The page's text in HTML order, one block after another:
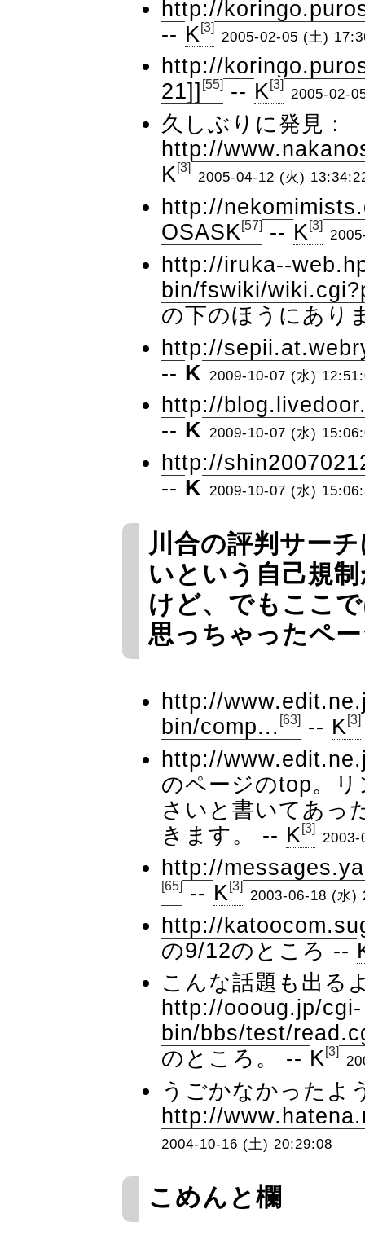
http://
-- K [3]
2005-02-05 (土)
http://
21]] [55]-- K[3]
2005-02-
久しぶりに発見：
http://
K [3]
2005-04-12 (火)
http://
OSASK [57]-- K [3]
http://iruka--
bin/fswiki/
の下のほうにあり
http://
-- K 2009-10-07 (水)
http://
-- K 2009-10-07 (水)
http://
-- K 2009-10-07 (水)
川合の評判サー
いという自己規
けど、でもここ
思っちゃったペ
http://
bin/comp... [63]-- K[3]
http://
のページのtop。
さいと書いてあっ
きます。 -- K [3]
2003-
http://
[65]-- K [3]
2003-06-18 (水)
http://
の9/12のところ --
こんな話題も出る
http://oooug.jp/cgi-
bin/bbs/test/
のところ。 -- K [3]
うごかなかったよ
http://
2004-10-16 (土) 20:29:08
こめんと欄